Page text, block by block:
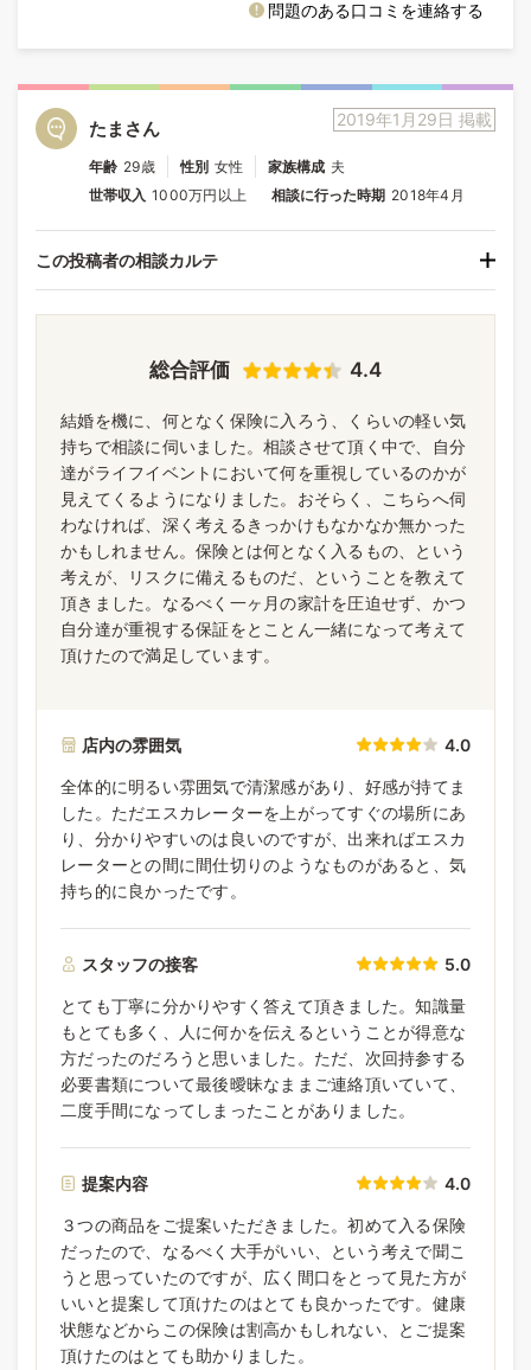
問題のある口コミを連絡する
2019年1月29日 掲載
たまさん
年齢 29歳 性別 女性 家族構成 夫
世帯収入 1000万円以上 相談に行った時期 2018年4月
この投稿者の相談カルテ
総合評価 4.4
結婚を機に、何となく保険に入ろう、くらいの軽い気
持ちで相談に伺いました。相談させて頂く中で、自分
達がライフイベントにおいて何を重視しているのかが
見えてくるようになりました。おそらく、こちらへ伺
わなければ、深く考えるきっかけもなかなか無かった
かもしれません。保険とは何となく入るもの、という
考えが、リスクに備えるものだ、ということを教えて
頂きました。なるべく一ヶ月の家計を圧迫せず、かつ
自分達が重視する保証をとことん一緒になって考えて
頂けたので満足しています。
店内の雰囲気 4.0
全体的に明るい雰囲気で清潔感があり、好感が持てま
した。ただエスカレーターを上がってすぐの場所にあ
り、分かりやすいのは良いのですが、出来ればエスカ
レーターとの間に間仕切りのようなものがあると、気
持ち的に良かったです。
スタッフの接客 5.0
とても丁寧に分かりやすく答えて頂きました。知識量
もとても多く、人に何かを伝えるということが得意な
方だったのだろうと思いました。ただ、次回持参する
必要書類について最後曖昧なままご連絡頂いていて、
二度手間になってしまったことがありました。
提案内容 4.0
３つの商品をご提案いただきました。初めて入る保険
だったので、なるべく大手がいい、という考えで聞こ
うと思っていたのですが、広く間口をとって見た方が
いいと提案して頂けたのはとても良かったです。健康
状態などからこの保険は割高かもしれない、とご提案
頂けたのはとても助かりました。